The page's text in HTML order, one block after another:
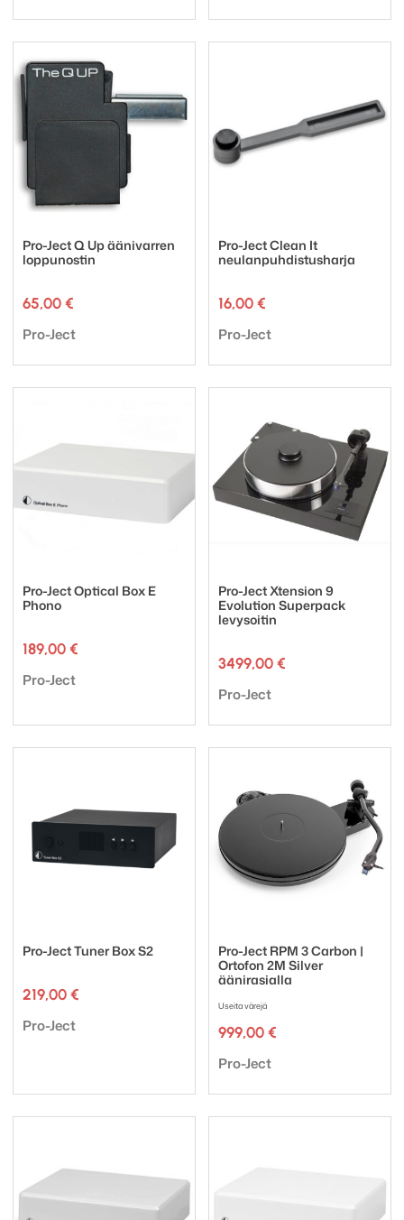
Pro-Ject Q Up äänivarren
loppunostin
65,00 €
Tuotemerkki:
Pro-Ject
Pro-Ject Clean It
neulanpuhdistusharja
16,00 €
Tuotemerkki:
Pro-Ject
Pro-Ject Optical Box E
Phono
189,00 €
Tuotemerkki:
Pro-Ject
Pro-Ject Xtension 9
Evolution Superpack
levysoitin
3499,00 €
Tuotemerkki:
Pro-Ject
Pro-Ject Tuner Box S2
219,00 €
Tuotemerkki:
Pro-Ject
Pro-Ject RPM 3 Carbon |
Ortofon 2M Silver
äänirasialla
Useita värejä
999,00 €
Tuotemerkki:
Pro-Ject